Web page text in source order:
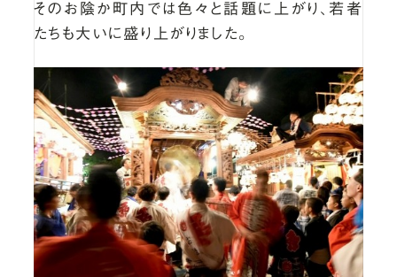
そのお陰か町内では色々と話題に上がり、若者
たちも大いに盛り上がりました。